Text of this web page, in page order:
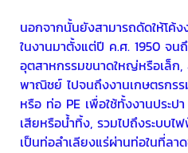
นอกจากนั้นยังสามารถดัดให้โค้ง
ในงานมาตั้งแต่ปี ค.ศ. 1950 จน
อุตสาหกรรมขนาดใหญ่หรือเล็ก,
พาณิชย์ ไปจนถึงงานเกษตรกรร
หรือ ท่อ PE เพื่อใช้ทั้งงานประป
เสียหรือน้ำทิ้ง, รวมไปถึงระบบไ
เป็นท่อลำเลียงแร่ผ่านท่อในที่ลา